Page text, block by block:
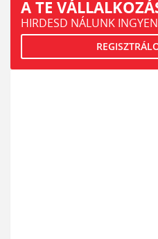
A TE
HIRDESD NÁLUNK